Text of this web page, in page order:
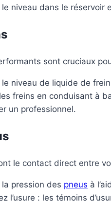
niveau dans le réservoir
sont cruciaux
le niveau de liquide de
freins en conduisant à
un professionnel.
le contact direct entre
pression des pneus à
l’usure : les témoins